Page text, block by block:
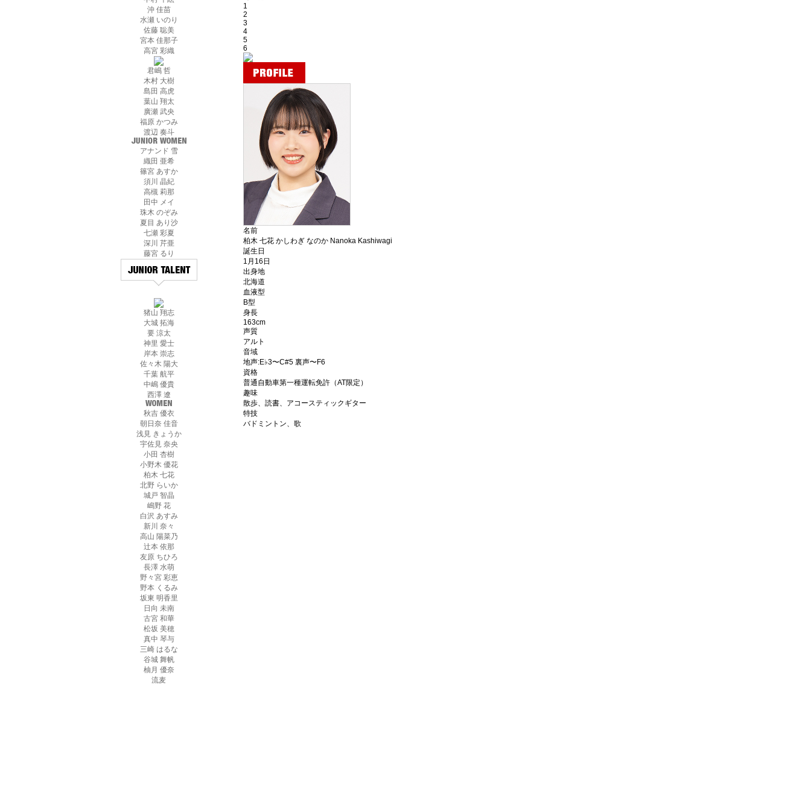
1
2
3
4
5
6
名前
柏木 七花 かしわぎ なのか Nanoka Kashiwagi
誕生日
1月16日
出身地
北海道
血液型
B型
身長
163cm
声質
アルト
音域
地声:E♭3〜C#5 裏声〜F6
資格
普通自動車第一種運転免許（AT限定）
趣味
散歩、読書、アコースティックギター
特技
バドミントン、歌
沖 佳苗
水瀬 いのり
佐藤 聡美
宮本 佳那子
高宮 彩織
君嶋 哲
木村 大樹
島田 高虎
葉山 翔太
廣瀬 武央
福原 かつみ
渡辺 奏斗
アナンド 雪
織田 亜希
篠宮 あすか
須川 晶紀
高槻 莉那
田中 メイ
珠木 のぞみ
夏目 あり沙
七瀬 彩夏
深川 芹亜
藤宮 るり
猪山 翔志
大城 拓海
要 涼太
神里 愛士
岸本 崇志
佐々木 陽大
千葉 航平
中嶋 優貴
西澤 遼
秋吉 優衣
朝日奈 佳音
浅見 きょうか
宇佐見 奈央
小田 杏樹
小野木 優花
柏木 七花
北野 らいか
城戸 智晶
嶋野 花
白沢 あすみ
新川 奈々
高山 陽菜乃
辻本 依那
友原 ちひろ
長澤 水萌
野々宮 彩恵
野本 くるみ
坂東 明香里
日向 未南
古宮 和華
松坂 美穂
真中 琴与
三崎 はるな
谷城 舞帆
柚月 優奈
流麦